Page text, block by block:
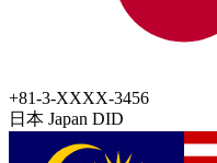
+81-3-XXXX-3456
日本 Japan DID